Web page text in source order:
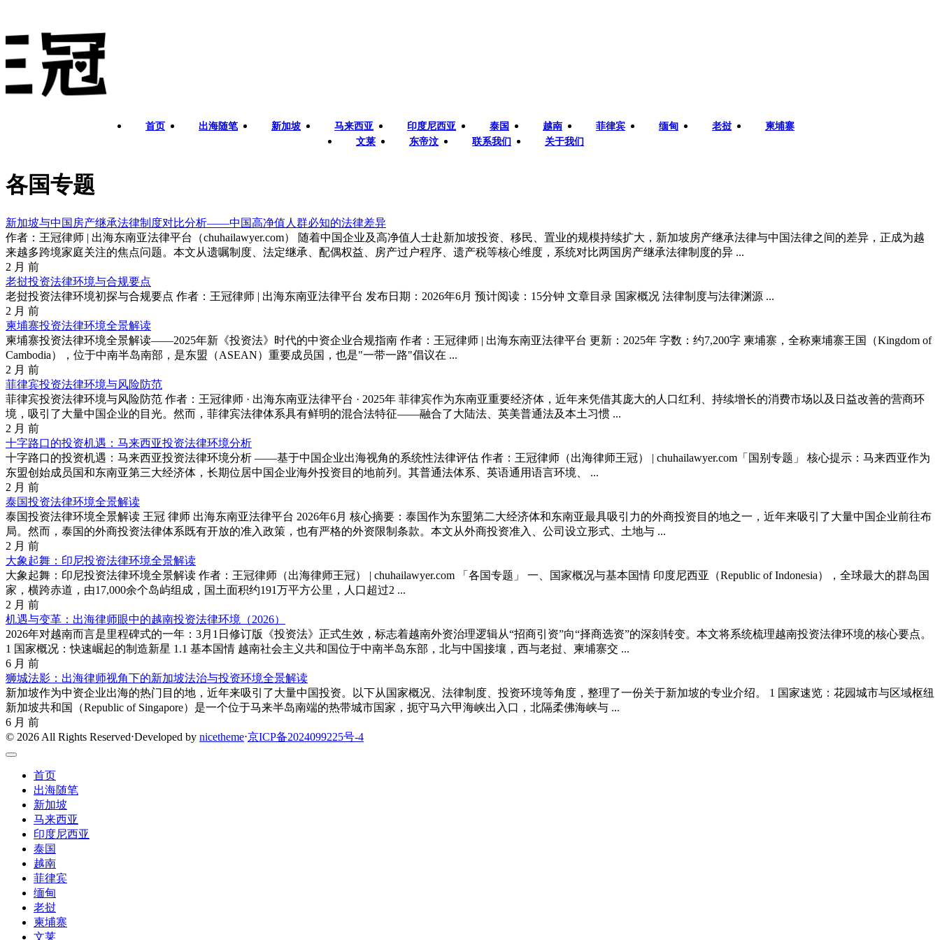
首页 出海随笔 新加坡 马来西亚 印度尼西亚 泰国 越南 菲律宾 缅甸 老挝
柬埔寨
文莱
东帝汶 联系我们 关于我们
各国专题
新加坡与中国房产继承法律制度对比分析——中国高净值人群必知的法律差异
作者：王冠律师 | 出海东南亚法律平台（chuhailawyer.com） 随着中国企业及高净值人士赴新加坡投资、移民、置业的规模持续扩大，新加坡房产继承法律与中国法律之间的差异，正成为越
来越多跨境家庭关注的焦点问题。本文从遗嘱制度、法定继承、配偶权益、房产过户程序、遗产税等核心维度，系统对比两国房产继承法律制度的异 ...
2 月 前
老挝投资法律环境与合规要点
老挝投资法律环境初探与合规要点 作者：王冠律师 | 出海东南亚法律平台 发布日期：2026年6月 预计阅读：15分钟 文章目录 国家概况 法律制度与法律渊源 ...
2 月 前
柬埔寨投资法律环境全景解读
柬埔寨投资法律环境全景解读——2025年新《投资法》时代的中资企业合规指南 作者：王冠律师 | 出海东南亚法律平台 更新：2025年 字数：约7,200字 柬埔寨，全称柬埔寨王国（Kingdom of
Cambodia），位于中南半岛南部，是东盟（ASEAN）重要成员国，也是"一带一路"倡议在 ...
2 月 前
菲律宾投资法律环境与风险防范
菲律宾投资法律环境与风险防范 作者：王冠律师 · 出海东南亚法律平台 · 2025年 菲律宾作为东南亚重要经济体，近年来凭借其庞大的人口红利、持续增长的消费市场以及日益改善的营商环
境，吸引了大量中国企业的目光。然而，菲律宾法律体系具有鲜明的混合法特征——融合了大陆法、英美普通法及本土习惯 ...
2 月 前
十字路口的投资机遇：马来西亚投资法律环境分析
十字路口的投资机遇：马来西亚投资法律环境分析 ——基于中国企业出海视角的系统性法律评估 作者：王冠律师（出海律师王冠） | chuhailawyer.com「国别专题」 核心提示：马来西亚作为
东盟创始成员国和东南亚第三大经济体，长期位居中国企业海外投资目的地前列。其普通法体系、英语通用语言环境、 ...
2 月 前
泰国投资法律环境全景解读
泰国投资法律环境全景解读 王冠 律师 出海东南亚法律平台 2026年6月 核心摘要：泰国作为东盟第二大经济体和东南亚最具吸引力的外商投资目的地之一，近年来吸引了大量中国企业前往布
局。然而，泰国的外商投资法律体系既有开放的准入政策，也有严格的外资限制条款。本文从外商投资准入、公司设立形式、土地与 ...
2 月 前
大象起舞：印尼投资法律环境全景解读
大象起舞：印尼投资法律环境全景解读 作者：王冠律师（出海律师王冠） | chuhailawyer.com 「各国专题」 一、国家概况与基本国情 印度尼西亚（Republic of Indonesia），全球最大的群岛国
家，横跨赤道，由17,000余个岛屿组成，国土面积约191万平方公里，人口超过2 ...
2 月 前
机遇与变革：出海律师眼中的越南投资法律环境（2026）
2026年对越南而言是里程碑式的一年：3月1日修订版《投资法》正式生效，标志着越南外资治理逻辑从“招商引资”向“择商选资”的深刻转变。本文将系统梳理越南投资法律环境的核心要点。
1 国家概况：快速崛起的制造新星 1.1 基本国情 越南社会主义共和国位于中南半岛东部，北与中国接壤，西与老挝、柬埔寨交 ...
6 月 前
狮城法影：出海律师视角下的新加坡法治与投资环境全景解读
新加坡作为中资企业出海的热门目的地，近年来吸引了大量中国投资。以下从国家概况、法律制度、投资环境等角度，整理了一份关于新加坡的专业介绍。 1 国家速览：花园城市与区域枢纽
新加坡共和国（Republic of Singapore）是一个位于马来半岛南端的热带城市国家，扼守马六甲海峡出入口，北隔柔佛海峡与 ...
6 月 前
© 2026 All Rights Reserved⋅Developed by nicetheme⋅京ICP备2024099225号-4
首页
出海随笔
新加坡
马来西亚
印度尼西亚
泰国
越南
菲律宾
缅甸
老挝
柬埔寨
文莱